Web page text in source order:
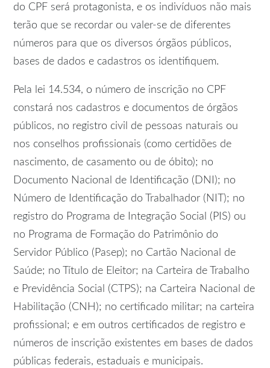
do CPF será protagonista, e os indivíduos não mais
terão que se recordar ou valer-se de diferentes
números para que os diversos órgãos públicos,
bases de dados e cadastros os identifiquem.
Pela lei 14.534, o número de inscrição no CPF
constará nos cadastros e documentos de órgãos
públicos, no registro civil de pessoas naturais ou
nos conselhos profissionais (como certidões de
nascimento, de casamento ou de óbito); no
Documento Nacional de Identificação (DNI); no
Número de Identificação do Trabalhador (NIT); no
registro do Programa de Integração Social (PIS) ou
no Programa de Formação do Patrimônio do
Servidor Público (Pasep); no Cartão Nacional de
Saúde; no Título de Eleitor; na Carteira de Trabalho
e Previdência Social (CTPS); na Carteira Nacional de
Habilitação (CNH); no certificado militar; na carteira
profissional; e em outros certificados de registro e
números de inscrição existentes em bases de dados
públicas federais, estaduais e municipais.